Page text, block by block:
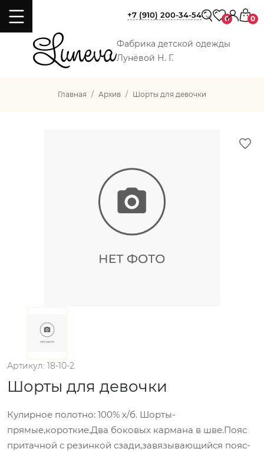
Фабрика детской одежды
Лунёвой Н. Г.
+7 (910) 200-34-54 0 0
Главная Архив Шорты для девочки
Артикул: 18-10-2.
Шорты для девочки
Кулирное полотно: 100% х/б. Шорты-
прямые,короткие.Два боковых кармана в шве.Пояс
притачной с резинкой сзади,завязывающийся пояс-